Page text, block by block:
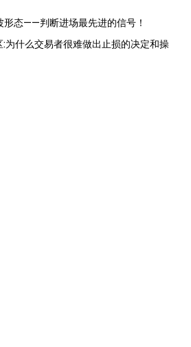
形态——判断进场最先进的信号！
什么交易者很难做出止损的决定和操